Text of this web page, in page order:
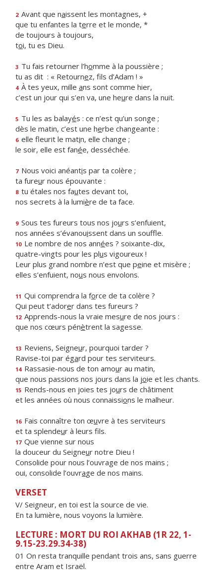
2 Avant que naissent les montagnes, +
que tu enfantes la terre et le monde, *
de toujours à toujours,
toi, tu es Dieu.
3 Tu fais retourner l’homme à la poussière ;
tu as dit : « Retournez, fils d’Adam ! »
4 À tes yeux, mille ans sont comme hier,
c’est un jour qui s’en va, une heure dans la nuit.
5 Tu les as balayés : ce n’est qu’un songe ;
dès le matin, c’est une herbe changeante :
6 elle fleurit le matin, elle change ;
le soir, elle est fanée, desséchée.
7 Nous voici anéantis par ta colère ;
ta fureur nous épouvante :
8 tu étales nos fautes devant toi,
nos secrets à la lumière de ta face.
9 Sous tes fureurs tous nos jours s’enfuient,
nos années s’évanouissent dans un souffle.
10 Le nombre de nos années ? soixante-dix,
quatre-vingts pour les plus vigoureux !
Leur plus grand nombre n’est que peine et misère ;
elles s’enfuient, nous nous envolons.
11 Qui comprendra la force de ta colère ?
Qui peut t’adorer dans tes fureurs ?
12 Apprends-nous la vraie mesure de nos jours :
que nos cœurs pénètrent la sagesse.
13 Reviens, Seigneur, pourquoi tarder ?
Ravise-toi par égard pour tes serviteurs.
14 Rassasie-nous de ton amour au matin,
que nous passions nos jours dans la joie et les chants.
15 Rends-nous en joies tes jours de châtiment
et les années où nous connaissions le malheur.
16 Fais connaître ton œuvre à tes serviteurs
et ta splendeur à leurs fils.
17 Que vienne sur nous
la douceur du Seigneur notre Dieu !
Consolide pour nous l’ouvrage de nos mains ;
oui, consolide l’ouvrage de nos mains.
VERSET
V/ Seigneur, en toi est la source de vie.
En ta lumière, nous voyons la lumière.
LECTURE : MORT DU ROI AKHAB (1R 22, 1-
9.15-23.29.34-38)
01 On resta tranquille pendant trois ans, sans guerre
entre Aram et Israël.